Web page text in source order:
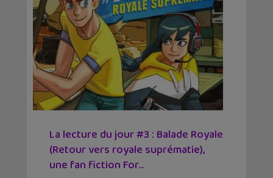
La lecture du jour #3 : Balade Royale
(Retour vers royale suprématie),
une fan fiction For...